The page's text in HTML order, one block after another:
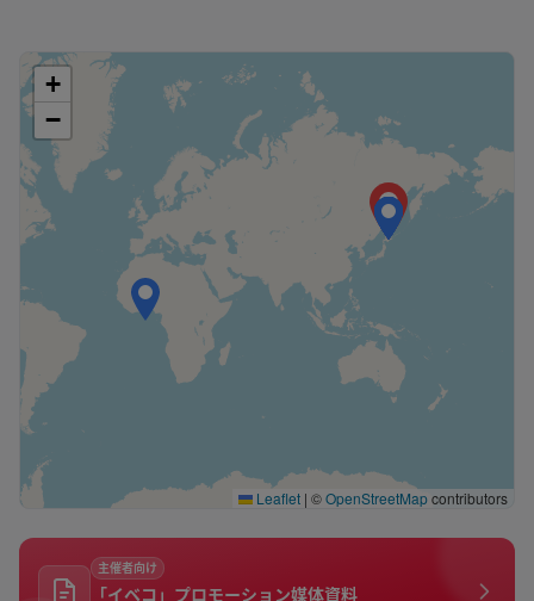
+
−
Leaflet | ©OpenStreetMapcontributors
主催者向け
「イベコ」プロモーション媒体資料